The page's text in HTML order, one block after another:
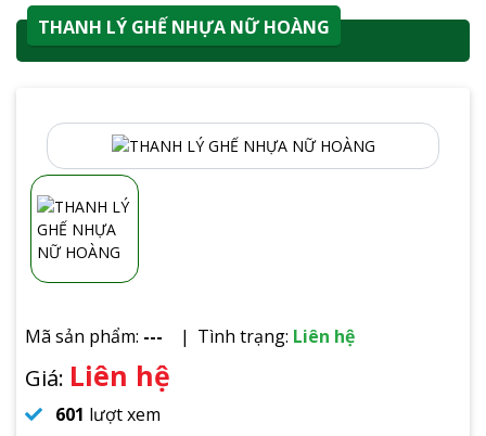
THANH LÝ GHẾ NHỰA NỮ HOÀNG
Mã sản phẩm: --- Tình trạng: Liên hệ
Giá: Liên hệ
601 lượt xem